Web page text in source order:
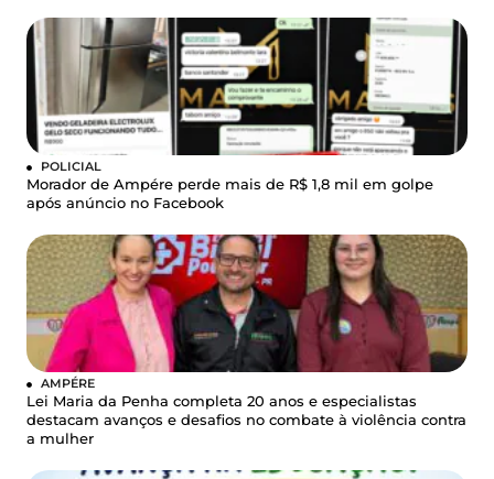
POLICIAL
Morador de Ampére perde mais de R$ 1,8 mil em golpe
após anúncio no Facebook
AMPÉRE
Lei Maria da Penha completa 20 anos e especialistas
destacam avanços e desafios no combate à violência contra
a mulher